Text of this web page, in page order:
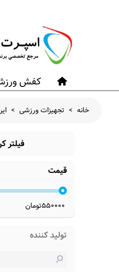
کفش
خانه > تجهیزات ورزشی >
فیلتر
قیمت
550000تومان
تولید کننده